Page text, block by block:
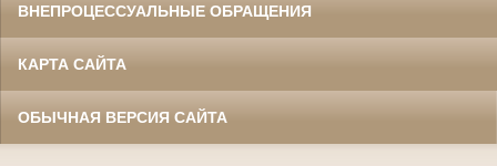
ВНЕПРОЦЕССУАЛЬНЫЕ ОБРАЩЕНИЯ
КАРТА САЙТА
ОБЫЧНАЯ ВЕРСИЯ САЙТА